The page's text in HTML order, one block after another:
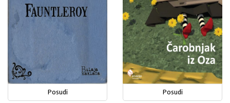
Posudi
Posudi